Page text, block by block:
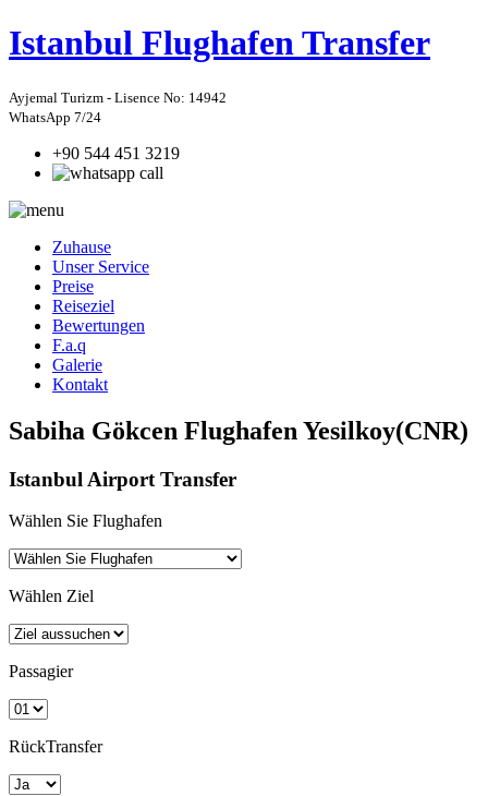
Istanbul Flughafen Transfer
Ayjemal Turizm - Lisence No: 14942
WhatsApp 7/24
+90 544 451 3219
Zuhause
Unser Service
Preise
Reiseziel
Bewertungen
F.a.q
Galerie
Kontakt
Sabiha Gökcen Flughafen Yesilkoy(CNR)
Istanbul Airport Transfer
Wählen Sie Flughafen
Wählen Ziel
Passagier
RückTransfer